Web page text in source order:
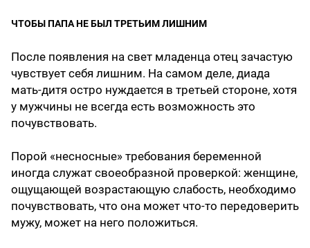
ЧТОБЫ ПАПА НЕ БЫЛ ТРЕТЬИМ ЛИШНИМ
После появления на свет младенца отец зачастую
чувствует себя лишним. На самом деле, диада
мать-дитя остро нуждается в третьей стороне, хотя
у мужчины не всегда есть возможность это
почувствовать.
Порой «несносные» требования беременной
иногда служат своеобразной проверкой: женщине,
ощущающей возрастающую слабость, необходимо
почувствовать, что она может что-то передоверить
мужу, может на него положиться.